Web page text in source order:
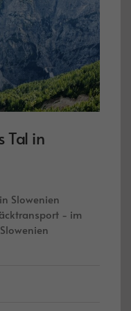
Tal in
Slowenien
- im